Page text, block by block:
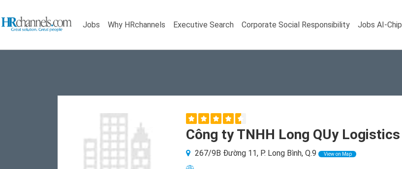
Jobs Why HRchannels Executive Search Corporate Social Responsibility Jobs AI-Chip
Công ty TNHH Long QUy Logistics
267/9B Đường 11, P. Long Bình, Q.9 View on Map